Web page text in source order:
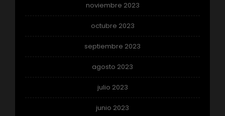
noviembre 2023
octubre 2023
septiembre 2023
agosto 2023
julio 2023
junio 2023